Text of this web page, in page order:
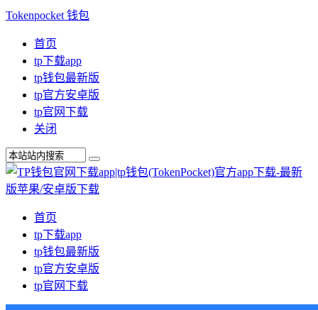
Tokenpocket 钱包
首页
tp下载app
tp钱包最新版
tp官方安卓版
tp官网下载
关闭
首页
tp下载app
tp钱包最新版
tp官方安卓版
tp官网下载